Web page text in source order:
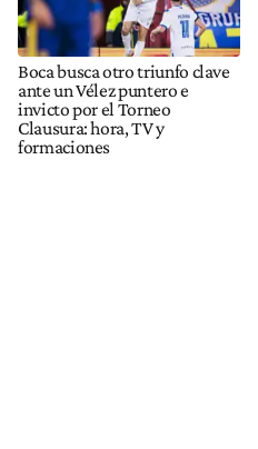
Boca busca otro triunfo clave
ante un Vélez puntero e
invicto por el Torneo
Clausura: hora, TV y
formaciones